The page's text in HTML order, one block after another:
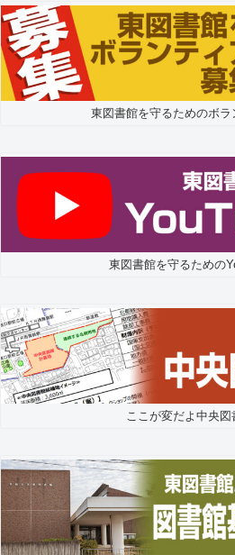
東図書館を守るためのボラ
東図書館を守るための
ここが変だよ中央図